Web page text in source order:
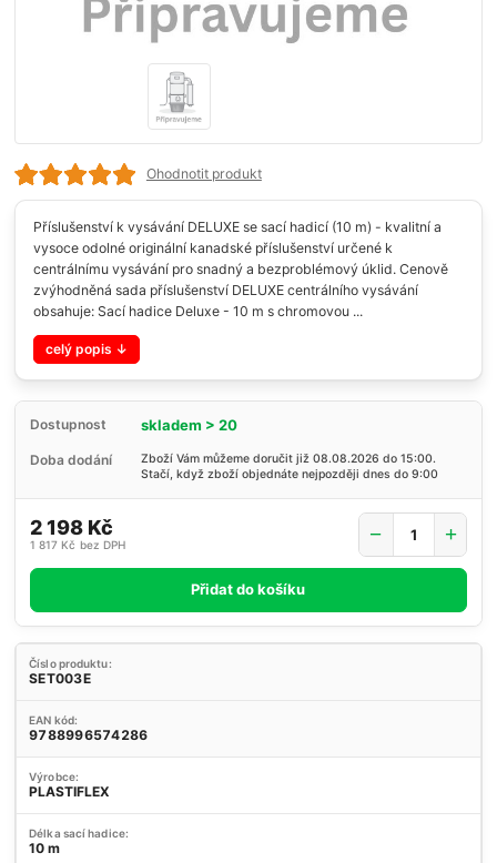
Ohodnotit produkt
Příslušenství k vysávání DELUXE se sací hadicí (10 m) - kvalitní a
vysoce odolné originální kanadské příslušenství určené k
centrálnímu vysávání pro snadný a bezproblémový úklid. Cenově
zvýhodněná sada příslušenství DELUXE centrálního vysávání
obsahuje: Sací hadice Deluxe - 10 m s chromovou ...
celý popis
Dostupnost skladem > 20
Doba dodání
Zboží Vám můžeme doručit již 08.08.2026 do 15:00.
Stačí, když zboží objednáte nejpozději dnes do 9:00
2 198 Kč
1 817 Kč bez DPH
Přidat do košíku
Číslo produktu:
SET003E
EAN kód:
9788996574286
Výrobce:
PLASTIFLEX
Délka sací hadice:
10 m